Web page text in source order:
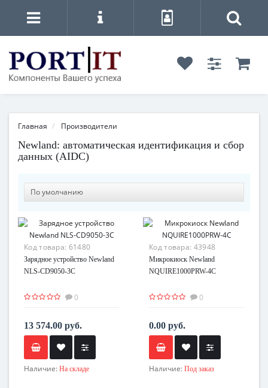
Главная Производители
Newland: автоматическая идентификация и сбор
данных (AIDC)
Код товара: 61480
Зарядное устройство Newland
NLS-CD9050-3C
0
13 574.00 руб.
Наличие: На складе
Код товара: 43948
Микрокиоск Newland
NQUIRE1000PRW-4C
0
0.00 руб.
Наличие: Под заказ